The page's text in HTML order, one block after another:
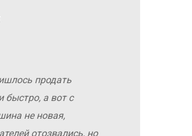
продать
быстро, а вот с
не новая,
отозвались, но